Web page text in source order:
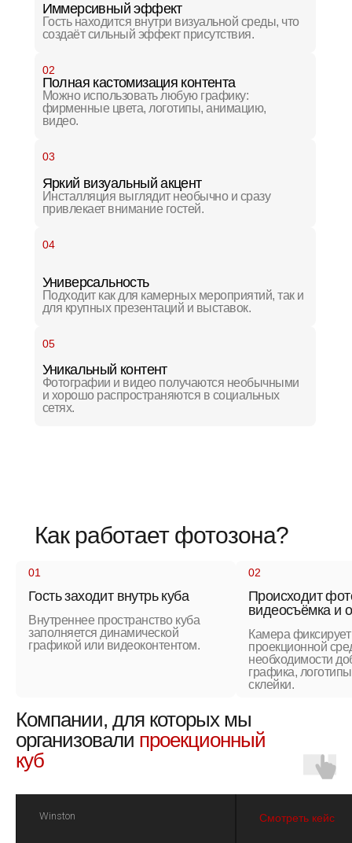
Иммерсивный эффект
Гость находится внутри визуальной среды, что
создаёт сильный эффект присутствия.
02
Полная кастомизация контента
Можно использовать любую графику:
фирменные цвета, логотипы, анимацию,
видео.
03
Яркий визуальный акцент
Инсталляция выглядит необычно и сразу
привлекает внимание гостей.
04
Универсальность
Подходит как для камерных мероприятий, так и
для крупных презентаций и выставок.
05
Уникальный контент
Фотографии и видео получаются необычными
и хорошо распространяются в социальных
сетях.
Как работает фотозона?
01
Гость заходит внутрь куба
Внутреннее пространство куба
заполняется динамической
графикой или видеоконтентом.
02
Происходит
видеосъёмка и
Камера фиксирует
проекционной
необходимости
графика,
склейки.
Компании, для которых мы
организовали проекционный
куб
Winston Смотреть кейс